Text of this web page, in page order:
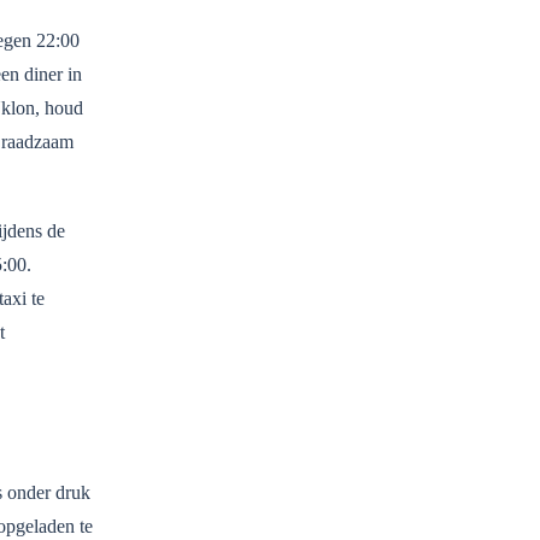
22:00
diner in
houd
de
te
onder druk
te